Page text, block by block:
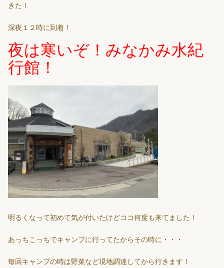
きた！
深夜１２時に到着！
夜は寒いぞ！みなかみ水紀
行館！
明るくなって初めて気が付いたけどココ何度も来てました！
あっちこっちでキャンプに行ってたからその時に・・・
毎回キャンプの時は野菜など現地調達してから行きます！